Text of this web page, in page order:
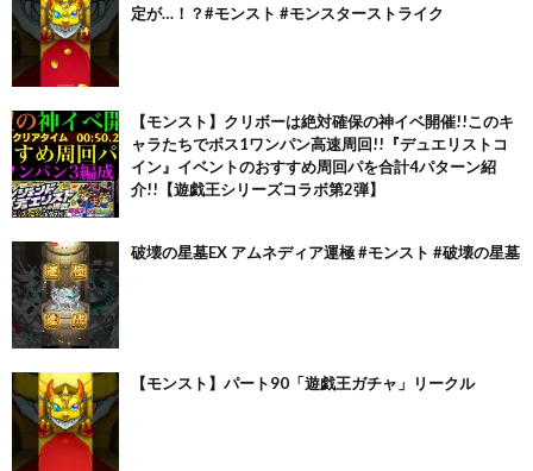
定が…！？#モンスト #モンスターストライク
【モンスト】クリボーは絶対確保の神イベ開催!!このキ
ャラたちでボス1ワンパン高速周回!!『デュエリストコ
イン』イベントのおすすめ周回パを合計4パターン紹
介!!【遊戯王シリーズコラボ第2弾】
破壊の星墓EX アムネディア運極 #モンスト #破壊の星墓
【モンスト】パート90「遊戯王ガチャ」リークル